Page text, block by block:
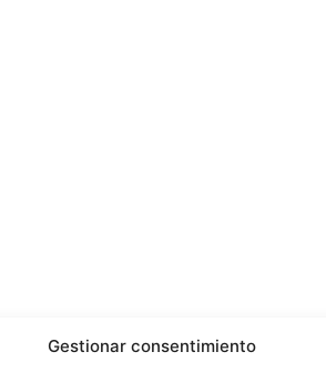
Gestionar consentimiento